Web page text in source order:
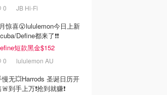
0 JB Hi-Fi
惊喜😮lululemon今日上新
Define都来了❗️❗️
短款黑金$152
0 lululemon AU
慢无💥Harrods 圣诞日历开
到手上万❗️抢到就赚❗️